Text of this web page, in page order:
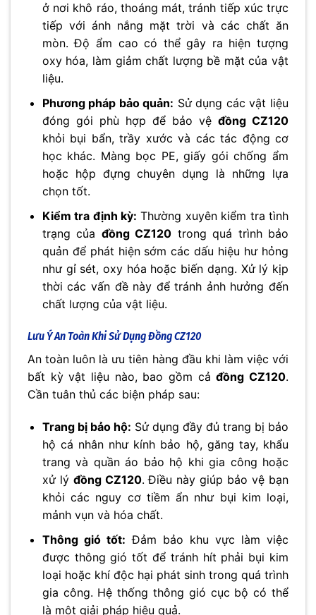
ở nơi khô ráo, thoáng mát, tránh tiếp xúc trực
tiếp với ánh nắng mặt trời và các chất ăn
mòn. Độ ẩm cao có thể gây ra hiện tượng
oxy hóa, làm giảm chất lượng bề mặt của vật
liệu.
Phương pháp bảo quản: Sử dụng các vật liệu
đóng gói phù hợp để bảo vệ đồng CZ120
khỏi bụi bẩn, trầy xước và các tác động cơ
học khác. Màng bọc PE, giấy gói chống ẩm
hoặc hộp đựng chuyên dụng là những lựa
chọn tốt.
Kiểm tra định kỳ: Thường xuyên kiểm tra tình
trạng của đồng CZ120 trong quá trình bảo
quản để phát hiện sớm các dấu hiệu hư hỏng
như gỉ sét, oxy hóa hoặc biến dạng. Xử lý kịp
thời các vấn đề này để tránh ảnh hưởng đến
chất lượng của vật liệu.
Lưu Ý An Toàn Khi Sử DụngĐồng CZ120
An toàn luôn là ưu tiên hàng đầu khi làm việc với
bất kỳ vật liệu nào, bao gồm cảđồng CZ120.
Cần tuân thủ các biện pháp sau:
Trang bị bảo hộ: Sử dụng đầy đủ trang bị bảo
hộ cá nhân như kính bảo hộ, găng tay, khẩu
trang và quần áo bảo hộ khi gia công hoặc
xử lý đồng CZ120. Điều này giúp bảo vệ bạn
khỏi các nguy cơ tiềm ẩn như bụi kim loại,
mảnh vụn và hóa chất.
Thông gió tốt: Đảm bảo khu vực làm việc
được thông gió tốt để tránh hít phải bụi kim
loại hoặc khí độc hại phát sinh trong quá trình
gia công. Hệ thống thông gió cục bộ có thể
là một giải pháp hiệu quả.